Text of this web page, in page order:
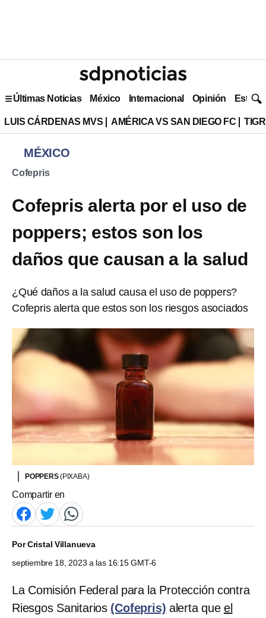
Últimas Noticias México Internacional Opinión Estilo
LUIS CÁRDENAS MVS AMÉRICA VS SAN DIEGO FC
MÉXICO
Cofepris
Cofepris alerta por el uso de
poppers; estos son los
daños que causan a la salud
¿Qué daños a la salud causa el uso de poppers?
Cofepris alerta que estos son los riesgos asociados
POPPERS(PIXABA)
Compartir en
PorCristal Villanueva
septiembre 18, 2023 a las 16:15 GMT-6
La Comisión Federal para la Protección contra
Riesgos Sanitarios (Cofepris) alerta que el